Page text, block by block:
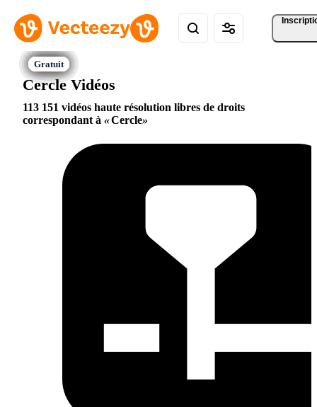
Cercle Vidéos
113 151 vidéos haute résolution libres de droits
correspondant à
Cercle